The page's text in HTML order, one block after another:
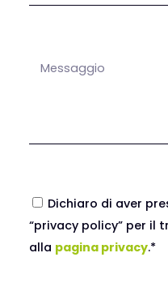
Dichiaro di aver
“privacy policy” per il
alla pagina privacy.*